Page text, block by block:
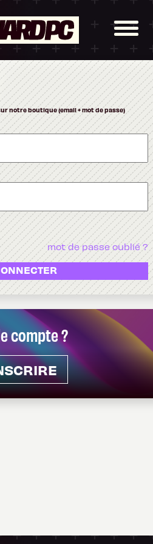
compte ?
notre boutique (email + mot de passe)
mot de passe oublié ?